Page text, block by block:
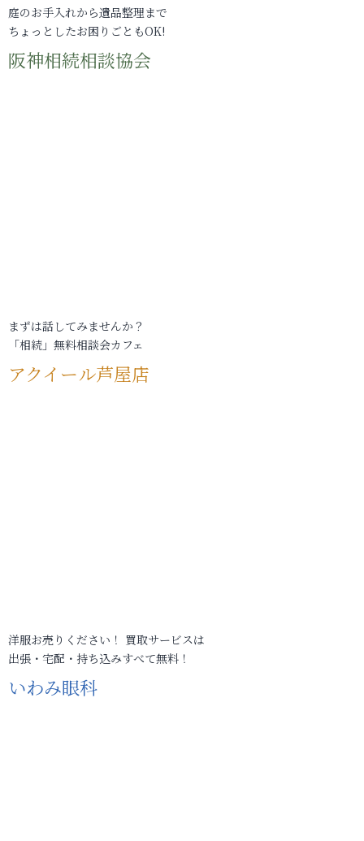
庭のお手入れから遺品整理まで
ちょっとしたお困りごともOK!
阪神相続相談協会
まずは話してみませんか？
「相続」無料相談会カフェ
アクイール芦屋店
洋服お売りください！ 買取サービスは
出張・宅配・持ち込みすべて無料！
いわみ眼科